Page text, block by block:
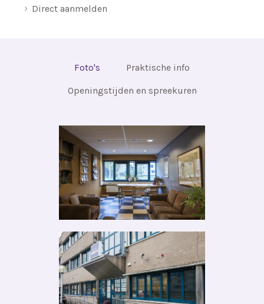
Direct aanmelden
Foto's Praktische info
Openingstijden en spreekuren